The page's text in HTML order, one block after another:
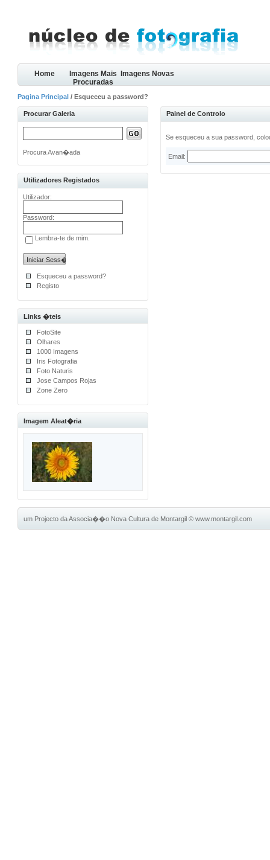
Home
Imagens Mais
Procuradas
Imagens Novas
Pagina Principal / Esqueceu a password?
Procurar Galeria
Procura Avan�ada
Utilizadores Registados
Utilizador:
Password:
Lembra-te de mim.
Esqueceu a password?
Registo
Links �teis
FotoSite
Olhares
1000 Imagens
Iris Fotografia
Foto Naturis
Jose Campos Rojas
Zone Zero
Imagem Aleat�ria
Painel de Controlo
Se esqueceu a sua password,
Email:
um Projecto da Associa��o Nova Cultura de Montargil©www.montargil.com